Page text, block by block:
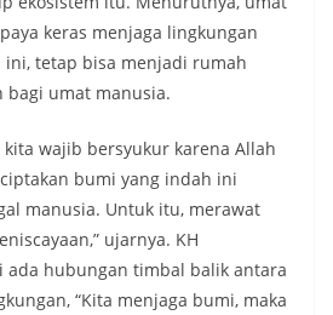
keras menjaga lingkungan
ini, tetap bisa menjadi rumah
bagi umat manusia.
kita wajib bersyukur karena Allah
bumi yang indah ini
manusia. Untuk itu, merawat
ujarnya. KH
ada hubungan timbal balik antara
“Kita menjaga bumi, maka